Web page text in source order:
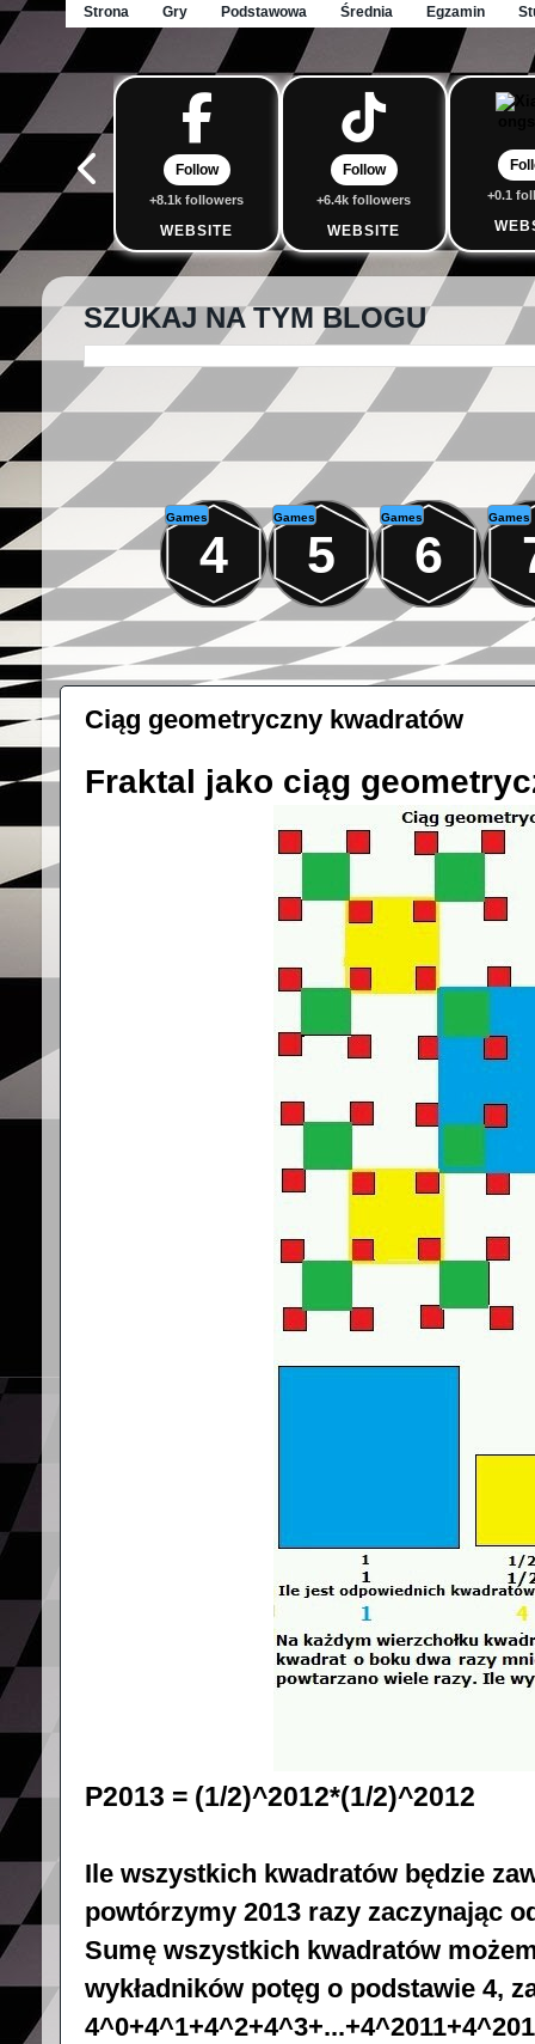
Strona Gry Podstawowa Średnia Egzamin
Follow
+8.1k followers
WEBSITE
Follow
+6.4k followers
WEBSITE
+0.1
SZUKAJ NA TYM BLOGU
Games
4
Games
5
Games
6
Games
Ciąg geometryczny kwadratów
Fraktal jako ciąg
P2013 = (1/2)^2012*(1/2)^2012
Ile wszystkich kwadratów będzie
powtórzymy 2013 razy zaczynając
Sumę wszystkich kwadratów
wykładników potęg o podstawie 4,